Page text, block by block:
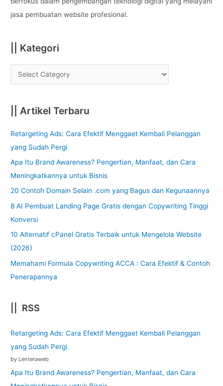
o
jasa pembuatan website profesional.
|| Kategori
|| Artikel Terbaru
Retargeting Ads: Cara Efektif Menggaet Kembali Pelanggan
yang Sudah Pergi
Apa Itu Brand Awareness? Pengertian, Manfaat, dan Cara
Meningkatkannya untuk Bisnis
20 Contoh Domain Selain .com yang Bagus dan Kegunaannya
8 AI Pembuat Landing Page Gratis dengan Copywriting Tinggi
Konversi
10 Alternatif cPanel Gratis Terbaik untuk Mengelola Website
(2026)
Memahami Formula Copywriting ACCA : Cara Efektif & Contoh
Penerapannya
|| RSS
Retargeting Ads: Cara Efektif Menggaet Kembali Pelanggan
yang Sudah Pergi
by Lenteraweb
Apa Itu Brand Awareness? Pengertian, Manfaat, dan Cara